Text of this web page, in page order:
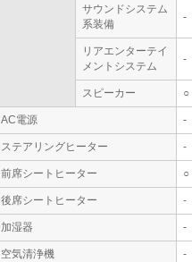
サウンドシステム
系装備
-
リアエンターテイ
メントシステム
-
スピーカー ○
AC電源 -
ステアリングヒーター -
前席シートヒーター ○
後席シートヒーター -
加湿器 -
空気清浄機 -